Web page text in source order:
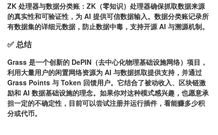
ZK 处理器与数据分类账： ZK（零知识）处理器确保抓取数据来源
的真实性和可验证性，为 AI 提供可信数据输入。数据分类账记录所
有数据集的详细元数据，防止数据中毒，支持开源 AI 与溯源机制。
✅总结
Grass 是一个创新的 DePIN（去中心化物理基础设施网络）项目，
利用大量用户的闲置网络资源为 AI 与数据抓取提供支持，并通过
Grass Points 与 Token 回馈用户。它结合了被动收入、区块链激
励和 AI 数据基础设施的理念。如果你对这种模式感兴趣，也愿意承
担一定的不确定性，目前可以尝试注册并运行插件，看能赚多少积
分或代币。